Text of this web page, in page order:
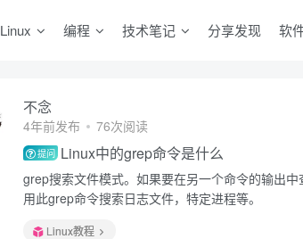
Linux 编程 技术笔记 分享发现 软
不念
4年前发布 76次阅读
提问 Linux中的grep命令是什么
grep搜索文件模式。如果要在另一个命令的输出
用此grep命令搜索日志文件，特定进程等。
Linux教程